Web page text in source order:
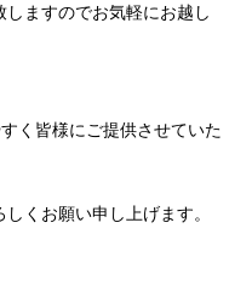
ますのでお気軽にお越し
く皆様にご提供させていた
くお願い申し上げます。